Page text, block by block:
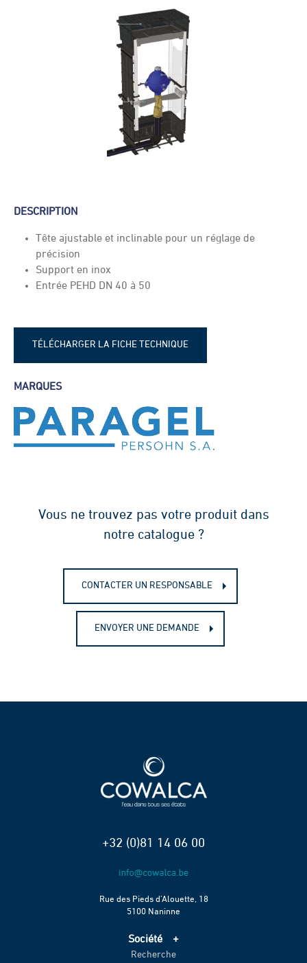
DESCRIPTION
Tête ajustable et inclinable pour un réglage de
précision
Support en inox
Entrée PEHD DN 40 à 50
TÉLÉCHARGER LA FICHE TECHNIQUE
MARQUES
Vous ne trouvez pas votre produit dans
notre catalogue ?
CONTACTER UN RESPONSABLE
ENVOYER UNE DEMANDE
+32 (0)81 14 06 00
Rue des Pieds d’Alouette, 18
5100 Naninne
Société
Accueil
Recherche